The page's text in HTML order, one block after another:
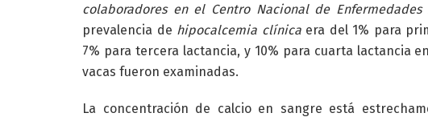
colaboradores en el Centro Nacional de Enfermedades
prevalencia de hipocalcemia clínicaera del 1% para
7% para tercera lactancia, y 10% para cuarta lactancia
vacas fueron examinadas.
La concentración de calcio en sangre está